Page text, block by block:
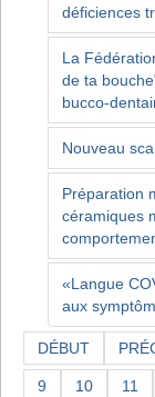
déficiences
La
de ta
bucco-
Nouveau
Préparation
céramiques
«Langue
aux
DÉBUT
9 10 11